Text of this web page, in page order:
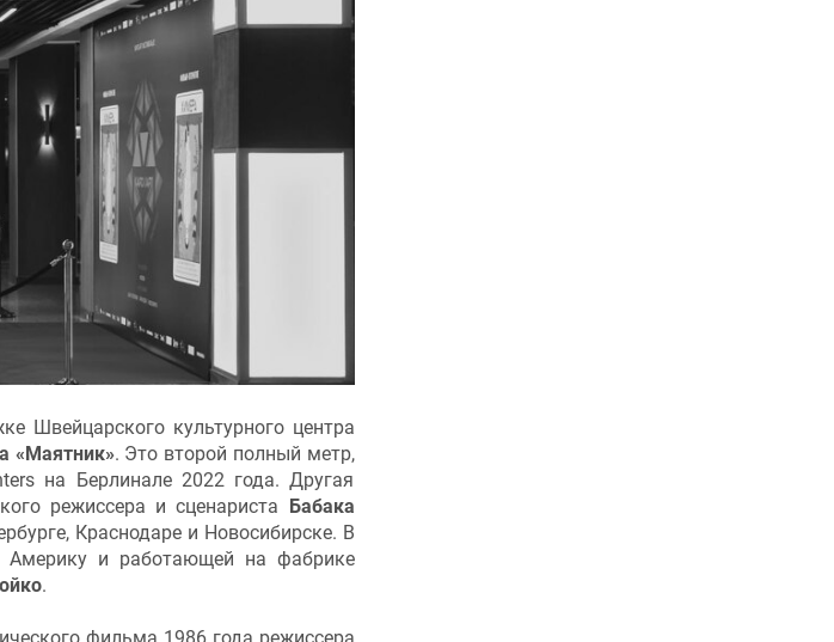
Швейцарского культурного центра
«Маятник». Это второй полный метр,
на Берлинале 2022 года. Другая
режиссера и сценариста
Бабака
Краснодаре и Новосибирске. В
Америку и работающей на фабрике
.